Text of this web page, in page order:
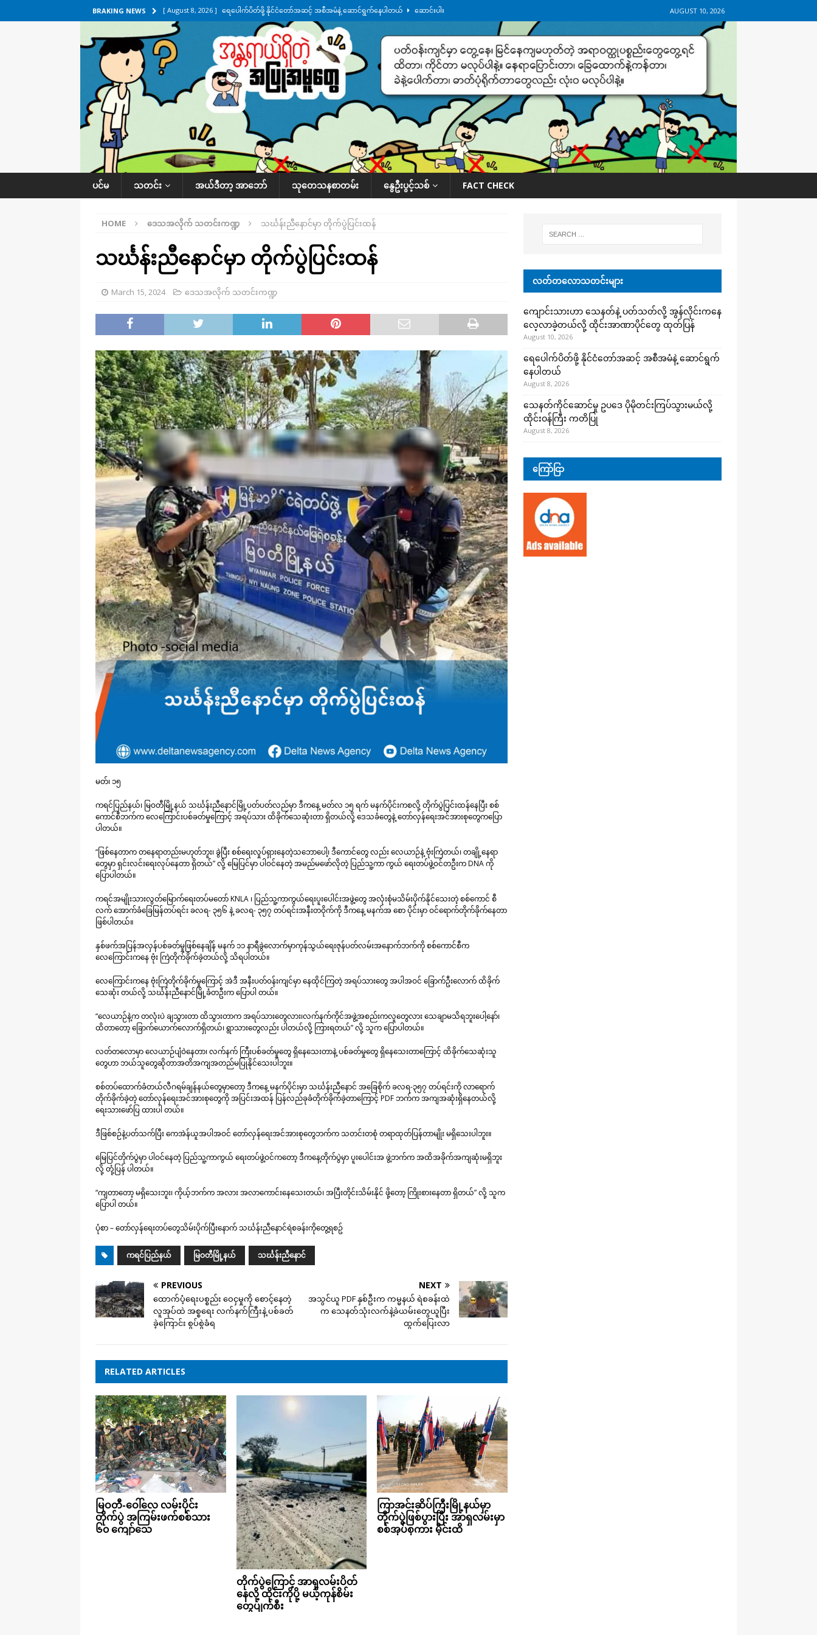
BRAKING NEWS [ August 8, 2026 ] ရေပေါက်ပိတ်ဖို့ နိုင်ငံတော်အဆင့် အစီအမံနဲ့ ဆောင်ရွက်နေပါတယ် ဆောင်းပါး
[ August 8, 2026 ] သေနတ်ကိုင်ဆောင်မှု ဥပဒေ ပိုမိုတင်းကြပ်သွားမယ်လို့ ထိုင်းဝန်ကြီး ကတိပြု
[ August 7, 2026 ] လေးမျက်နှာ၊ အိုင်သပြုအနီးတဝိုက် ရေအနည်းငယ် ပြန်ကျ၊ ငါးသိုင်းချောင်းမြို့ပေါ် ရေတက်
ဒေသအလိုက် သတင်းကဏ္ဍ
[ August 7, 2026 ] ရန်ကုန်မြစ်အတွင်း ထူးကဲဒီရေ အ​မြင့် ၂၁ ပေကျော်အထိ တက်မယ်လို့ သတိပေး ဒေသအလိုက်
[ August 10, 2026 ] ကျောင်းသားဟာ သေနတ်နဲ့ ပတ်သတ်လို့ အွန်လိုင်းကနေ လေ့လာခဲ့တယ်လို့ ထိုင်းအာဏာပိုင်တွေ
ထုတ်ပြန် နိုင်ငံတကာရေးရာ
AUGUST 10, 2026
ပင်မ သတင်း အယ်ဒီတာ့ အာဘော် သုတေသနစာတမ်း နွေဦးပွင့်သစ် FACT CHECK
HOME ဒေသအလိုက် သတင်းကဏ္ဍ သင်္ဃန်းညီနောင်မှာ တိုက်ပွဲပြင်းထန်
သင်္ဃန်းညီနောင်မှာ တိုက်ပွဲပြင်းထန်
March 15, 2024 ဒေသအလိုက် သတင်းကဏ္ဍ
မတ်၊ ၁၅
ကရင်ပြည်နယ်၊ မြဝတီမြို့နယ် သင်္ဃန်းညီနောင်မြို့ပတ်ပတ်လည်မှာ ဒီကနေ့ မတ်လ ၁၅ ရက် မနက်ပိုင်းကစလို့ တိုက်ပွဲပြင်းထန်နေပြီး စစ်
ကောင်စီဘက်က လေကြောင်းပစ်ခတ်မှုကြောင့် အရပ်သား ထိခိုက်သေဆုံးတာ ရှိတယ်လို့ ဒေသခံတွေနဲ့ တော်လှန်ရေးအင်အားစုတွေကပြော
ပါတယ်။
“ဖြစ်နေတာက တနေရာတည်းမဟုတ်ဘူး၊ ခွဲပြီး စစ်ရေးလှုပ်ရှားနေတဲ့သဘောပေါ့၊ ဒီကောင်တွေ လည်း လေယာဉ်နဲ့ ဗုံးကြဲတယ်၊ တချို့နေရာ
တွေမှာ ရှင်းလင်းရေးလုပ်နေတာ ရှိတယ်” လို့ မြေပြင်မှာ ပါဝင်နေတဲ့ အမည်မဖော်လိုတဲ့ ပြည်သူ့ကာ ကွယ် ရေးတပ်ဖွဲ့ဝင်တဦးက DNA ကို
ပြောပါတယ်။
ကရင်အမျိုးသားလွတ်မြောက်ရေးတပ်မတော် KNLA ၊ ပြည်သူ့ကာကွယ်ရေးပူးပေါင်းအဖွဲ့တွေ အလုံးစုံမသိမ်းပိုက်နိုင်သေးတဲ့ စစ်ကောင် စီ
လက် အောက်ခံခြေမြန်တပ်ရင်း ခလရ- ၃၅၆ နဲ့ ခလရ- ၃၅၇ တပ်ရင်းအနီးတဝိုက်ကို ဒီကနေ့ မနက်အ စော ပိုင်းမှာ ဝင်ရောက်တိုက်ခိုက်နေတာ
ဖြစ်ပါတယ်။
နှစ်ဖက်အပြန်အလှန်ပစ်ခတ်မှုဖြစ်နေချိန် မနက် ၁၁ နာရီခွဲလောက်မှာကုန်သွယ်ရေးဇုန်ပတ်လမ်းအနောက်ဘက်ကို စစ်ကောင်စီက
လေကြောင်းကနေ ဗုံး ကြဲတိုက်ခိုက်ခဲ့တယ်လို့ သိရပါတယ်။
လေကြောင်းကနေ ဗုံးကြဲတိုက်ခိုက်မှုကြောင့် အဲဒီ အနီးပတ်ဝန်းကျင်မှာ နေထိုင်ကြတဲ့ အရပ်သားတွေ အပါအဝင် ခြောက်ဦးလောက် ထိခိုက်
သေဆုံး တယ်လို့ သင်္ဃန်းညီနောင်မြို့ခံတဦးက ပြောပါ တယ်။
“လေယာဉ်နဲ့က တလုံးပဲ ချသွားတာ ထိသွားတာက အရပ်သားတွေလား၊လက်နက်ကိုင်အဖွဲ့အစည်းကလူတွေလား သေချာမသိရဘူးပေါ့နော်၊
ထိတာတော့ ခြောက်ယောက်လောက်ရှိတယ်၊ ရွာသားတွေလည်း ပါတယ်လို့ ကြားရတယ်” လို့ သူက ပြောပါတယ်။
လတ်တလောမှာ လေယာဉ်ပျံဝဲနေတာ၊ လက်နက် ကြီးပစ်ခတ်မှုတွေ ရှိနေသေးတာနဲ့ ပစ်ခတ်မှုတွေ ရှိနေသေးတာကြောင့် ထိခိုက်သေဆုံးသူ
တွေဟာ ဘယ်သူတွေဆိုတာအတိအကျအတည်မပြုနိုင်သေးပါဘူး။
စစ်တပ်ထောက်ခံတယ်လီဂရမ်ချန်နယ်တွေမှာတော့ ဒီကနေ့ မနက်ပိုင်းမှာ သင်္ဃန်းညီနောင် အခြေစိုက် ခလရ-၃၅၇ တပ်ရင်းကို လာရောက်
တိုက်ခိုက်ခဲ့တဲ့ တော်လှန်ရေးအင်အားစုတွေကို အပြင်းအထန် ပြန်လည်ခုခံတိုက်ခိုက်ခဲ့တာကြောင့် PDF ဘက်က အကျအဆုံးရှိနေတယ်လို့
ရေးသားဖော်ပြ ထားပါ တယ်။
ဒီဖြစ်စဉ်နဲ့ပတ်သက်ပြီး ကေအဲန်ယူအပါအဝင် တော်လှန်ရေးအင်အားစုတွေဘက်က သတင်းတစုံ တရာထုတ်ပြန်တာမျိုး မရှိသေးပါဘူး။
မြေပြင်တိုက်ပွဲမှာ ပါဝင်နေတဲ့ ပြည်သူ့ကာကွယ် ရေးတပ်ဖွဲ့ဝင်ကတော့ ဒီကနေ့တိုက်ပွဲမှာ ပူးပေါင်းအ ဖွဲ့ဘက်က အထိအခိုက်အကျဆုံးမရှိဘူး
လို့ တုံ့ပြန် ပါတယ်။
“ကျတာတော့ မရှိသေးဘူး၊ ကိုယ့်ဘက်က အလား အလာကောင်းနေသေးတယ်၊ အပြီးတိုင်းသိမ်းနိုင် ဖို့တော့ ကြိုးစားနေတာ ရှိတယ်” လို့ သူက
ပြောပါ တယ်။
ပုံစာ – တော်လှန်ရေးတပ်တွေသိမ်းပိုက်ပြီးနောက် သင်္ဃန်းညီနောင်ရဲစခန်းကိုတွေ့ရစဥ်
ကရင်ပြည်နယ် မြဝတီမြို့နယ် သင်္ဃန်းညီနောင်
PREVIOUS
ထောက်ပံ့ရေးပစ္စည်း ဝေငှမှုကို စောင့်နေတဲ့
လူအုပ်ထဲ အစ္စရေး လက်နက်ကြီးနဲ့ ပစ်ခတ်
ခဲ့ကြောင်း စွပ်စွဲခံရ
NEXT
အသွင်ယူ PDF နှစ်ဦးက ကမ္မနယ် ရဲစခန်းထဲ
က သေနတ်သုံးလက်နဲ့ခဲယမ်းတွေယူပြီး
ထွက်ပြေးလာ
RELATED ARTICLES
မြဝတီ-ဝေါ်လေ လမ်းပိုင်း
တိုက်ပွဲ အကြမ်းဖက်စစ်သား
၆၀ ကျော်သေ
တိုက်ပွဲကြောင့် အာရှလမ်းပိတ်
နေလို့ ထိုင်းကိုပို့ မယ့်ကုန်စိမ်း
တွေပျက်စီး
ကြာအင်းဆိပ်ကြီးမြို့နယ်မှာ
တိုက်ပွဲဖြစ်ပွားပြီး အာရှလမ်းမှာ
စစ်အုပ်စုကား မိုင်းထိ
လတ်တလောသတင်းများ
ကျောင်းသားဟာ သေနတ်နဲ့ ပတ်သတ်လို့ အွန်လိုင်းကနေ
လေ့လာခဲ့တယ်လို့ ထိုင်းအာဏာပိုင်တွေ ထုတ်ပြန်
August 10, 2026
ရေပေါက်ပိတ်ဖို့ နိုင်ငံတော်အဆင့် အစီအမံနဲ့ ဆောင်ရွက်
နေပါတယ်
August 8, 2026
သေနတ်ကိုင်ဆောင်မှု ဥပဒေ ပိုမိုတင်းကြပ်သွားမယ်လို့
ထိုင်းဝန်ကြီး ကတိပြု
August 8, 2026
ကြော်ငြာ